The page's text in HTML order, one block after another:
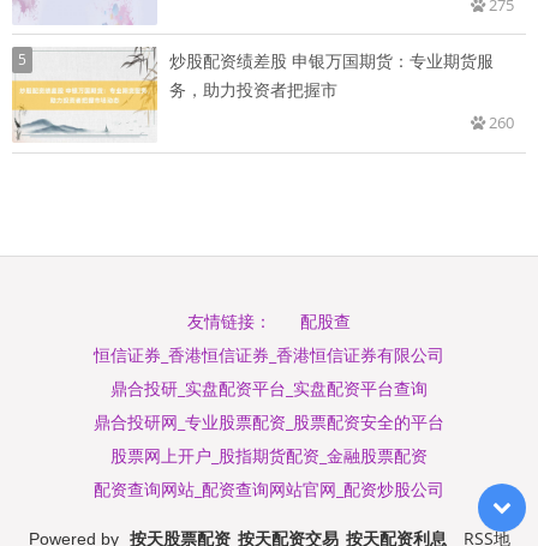
275
5
炒股配资绩差股 申银万国期货：专业期货服
务，助力投资者把握市
260
友情链接：
配股查
恒信证券_香港恒信证券_香港恒信证券有限公司
鼎合投研_实盘配资平台_实盘配资平台查询
鼎合投研网_专业股票配资_股票配资安全的平台
股票网上开户_股指期货配资_金融股票配资
配资查询网站_配资查询网站官网_配资炒股公司
Powered by 按天股票配资_按天配资交易_按天配资利息 RSS地